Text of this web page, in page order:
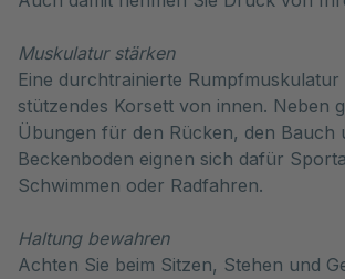
Muskulatur stärken
Eine durchtrainierte
stützendes Korsett von innen. Neben
Übungen für den Rücken, den Bauch
Beckenboden eignen sich dafür
Schwimmen oder Radfahren.
Haltung bewahren
Achten Sie beim Sitzen, Stehen und